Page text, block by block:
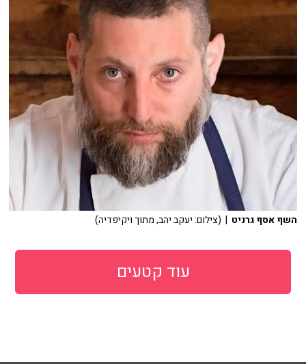
השף אסף גרניט | (צילום: יעקב יהב, מתוך ויקיפדיה)
עוד קטעים